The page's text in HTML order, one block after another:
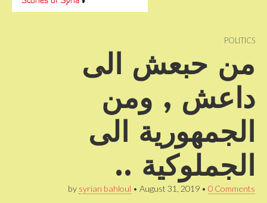
syriano POLITICS
من حبعش الى
داعش , ومن
الجمهورية الى
الجملوكية ..
by syrian bahloul • August 31, 2019 • 0 Comments